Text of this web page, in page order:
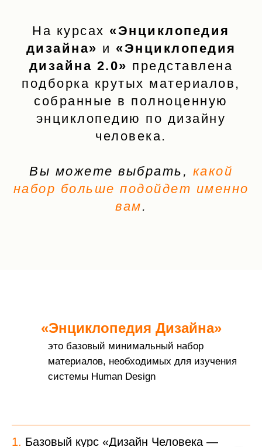
На курсах «Энциклопедия
дизайна» и «Энциклопедия
дизайна 2.0» представлена
подборка крутых материалов,
собранные в полноценную
энциклопедию по дизайну
человека.
Вы можете выбрать, какой
набор больше подойдет именно
вам.
«Энциклопедия Дизайна»
это базовый минимальный набор
материалов, необходимых для изучения
системы Human Design
1. Базовый курс «Дизайн Человека —